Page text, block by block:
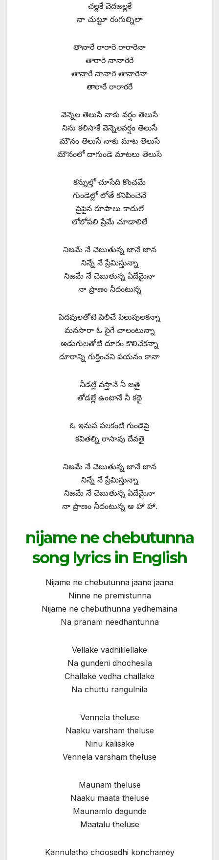
చల్లకే వెదజల్లకే
నా చుట్టూ రంగుల్నిలా
తానారే రారారె రారారెనా
తారారె నానారెరే
తానారే నానారె తానారెనా
తారారే రారారరే
వెన్నెల తెలుసే నాకు వర్షం తెలుసే
నిను కలిసాకే వెన్నెలవర్షం తెలుసే
మౌనం తెలుసే నాకు మాట తెలుసే
మౌనంలో దాగుండె మాటలు తెలుసే
కన్నుల్తో చూసేది కొంచమే
గుండెల్లో లోతే కనిపించెనే
పైపైన రూపాలు కాదులే
లోలోపలి ప్రేమే చూడాలిలే
నిజమే నే చెబుతున్న జానే జాన
నిన్నే నే ప్రేమిస్తున్నా
నిజమే నే చెబుతున్న ఏదేమైనా
నా ప్రాణం నీదంటున్న
పెదవులతోటి పిలిచే పిలుపులకన్నా
మనసారా ఓ సైగే చాలంటున్నా
అడుగులతోటి దూరం కొలిచేకన్నా
దూరాన్ని గుర్తించని పయనం కానా
నీడల్లే వస్తానే నీ జతై
తోడల్లే ఉంటానే నీ కథై
ఓ ఇనుప పలకంటి గుండెపై
కవితల్ని రాసావు దేవతై
నిజమే నే చెబుతున్న జానే జాన
నిన్నే నే ప్రేమిస్తున్నా
నిజమే నే చెబుతున్న ఏదేమైనా
నా ప్రాణం నీదంటున్న ఆ హా హా.
nijame ne chebutunna
song lyrics in English
Nijame ne chebutunna jaane jaana
Ninne ne premistunna
Nijame ne chebuthunna yedhemaina
Na pranam needhantunna
Vellake vadhililellake
Na gundeni dhochesila
Challake vedha challake
Na chuttu rangulnila
Vennela theluse
Naaku varsham theluse
Ninu kalisake
Vennela varsham theluse
Maunam theluse
Naaku maata theluse
Maunamlo dagunde
Maatalu theluse
Kannulatho choosedhi konchamey